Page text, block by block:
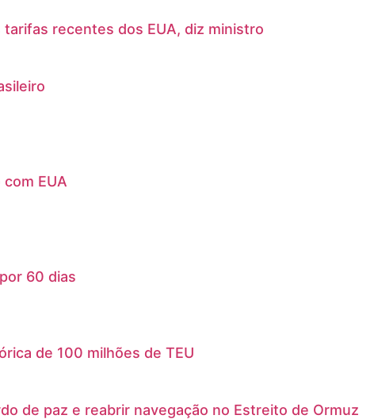
recentes dos EUA, diz ministro
EUA
60 dias
de 100 milhões de TEU
de paz e reabrir navegação no Estreito de Ormuz